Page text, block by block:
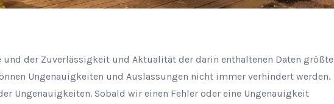
der Zuverlässigkeit und Aktualität der darin enthaltenen Daten größte
Ungenauigkeiten und Auslassungen nicht immer verhindert werden.
Ungenauigkeiten. Sobald wir einen Fehler oder eine Ungenauigkeit